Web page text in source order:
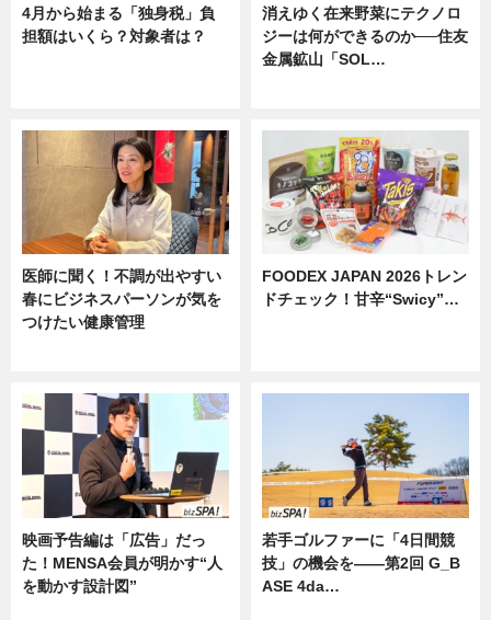
4月から始まる「独身税」負
担額はいくら？対象者は？
消えゆく在来野菜にテクノロ
ジーは何ができるのか──住友
金属鉱山「SOL…
医師に聞く！不調が出やすい
春にビジネスパーソンが気を
つけたい健康管理
FOODEX JAPAN 2026トレン
ドチェック！甘辛“Swicy”…
映画予告編は「広告」だっ
た！MENSA会員が明かす“人
を動かす設計図”
若手ゴルファーに「4日間競
技」の機会を——第2回 G_B
ASE 4da…